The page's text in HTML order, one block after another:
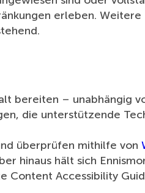
erleben.
bereiten – unabhängig
die unterstützende
überprüfen mithilfe von
hinaus hält sich
Accessibility